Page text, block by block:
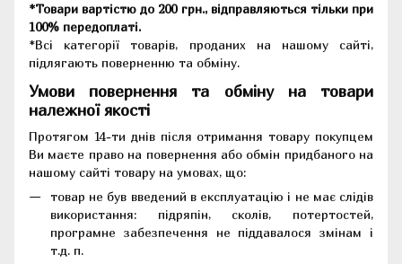
*Товари вартістю до 200 грн., відправляються тільки при
100% передоплаті.
*Всі категорії товарів, проданих на нашому сайті,
підлягають поверненню та обміну.
Умови повернення та обміну на товари
належної якості
Протягом 14-ти днів після отримання товару покупцем
Ви маєте право на повернення або обмін придбаного на
нашому сайті товару на умовах, що:
товар не був введений в експлуатацію і не має слідів
використання: підряпін, сколів, потертостей,
програмне забезпечення не піддавалося змінам і
т.д. п.